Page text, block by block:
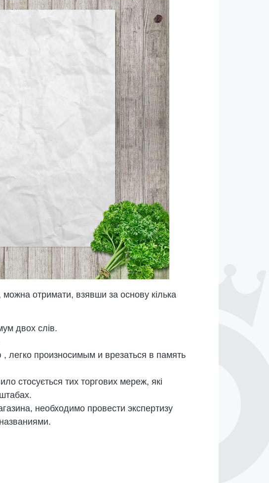
можна отримати, взявши за основу кілька
двох слів.
произносимым и врезаться в память
стосується тих торгових мереж, які
необходимо провести экспертизу